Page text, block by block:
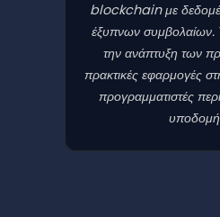
blockchain με
έξυπνων συμβολαίων.
την ανάπτυξη των
πρακτικές εφαρμογές
προγραμματιστές
υποδομή